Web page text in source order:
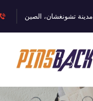
مدينة تشونغشان، الصين